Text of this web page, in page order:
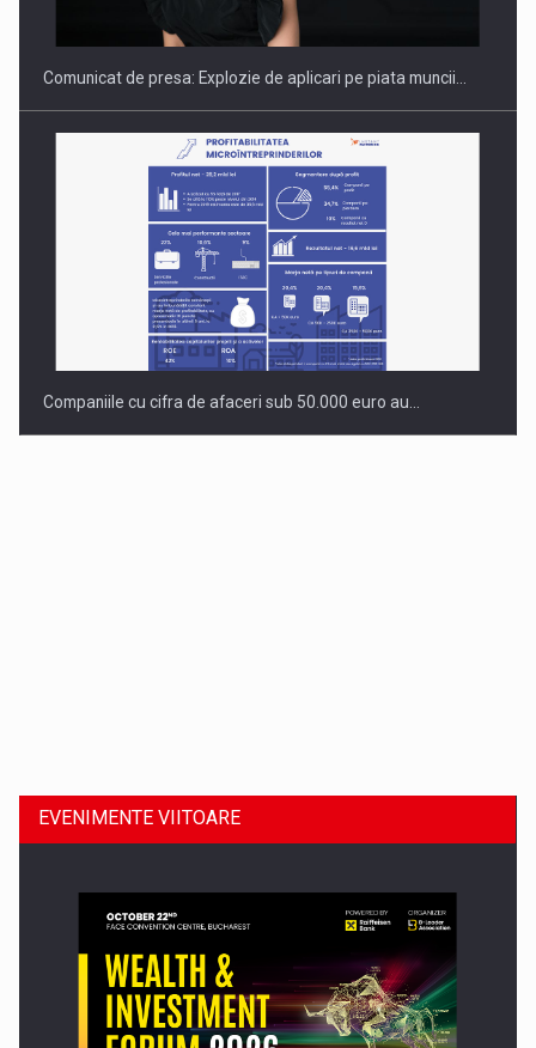
Comunicat de presa: Explozie de aplicari pe piata muncii…
Companiile cu cifra de afaceri sub 50.000 euro au…
EVENIMENTE VIITOARE